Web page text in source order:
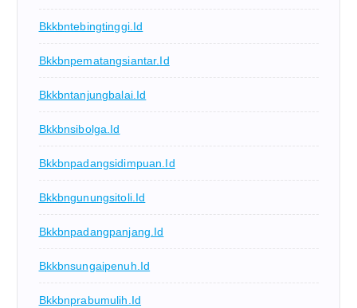
Bkkbntebingtinggi.id
Bkkbnpematangsiantar.id
Bkkbntanjungbalai.id
Bkkbnsibolga.id
Bkkbnpadangsidimpuan.id
Bkkbngunungsitoli.id
Bkkbnpadangpanjang.id
Bkkbnsungaipenuh.id
Bkkbnprabumulih.id